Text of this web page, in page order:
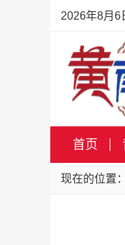
2026年8月6
首页
现在的位置：